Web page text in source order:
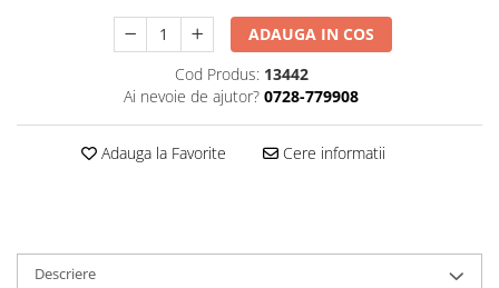
Produse de bucatarie kjøk
Pachete Promo
Blițuri și lumini foto/video
ADAUGA IN COS
Cod Produs: 13442
Ai nevoie de ajutor? 0728-779908
Adauga la Favorite Cere informatii
Descriere